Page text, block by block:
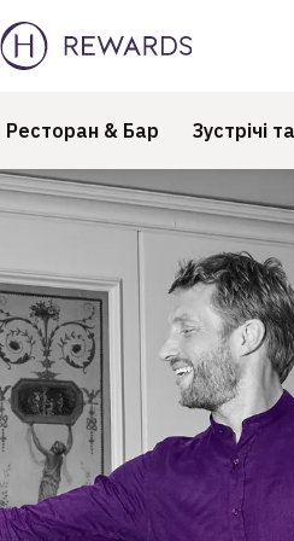
Ресторан & Бар Зустрічі